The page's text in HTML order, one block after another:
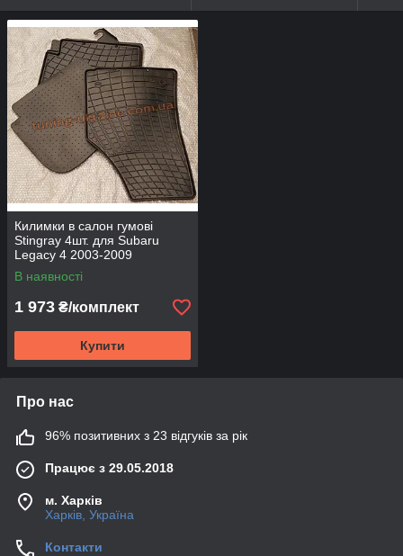
Килимки в салон гумові
Stingray 4шт. для Subaru
Legacy 4 2003-2009
В наявності
1 973 ₴/комплект
Купити
Про нас
96% позитивних з 23 відгуків за рік
Працює з 29.05.2018
м. Харків
Харків, Україна
Контакти